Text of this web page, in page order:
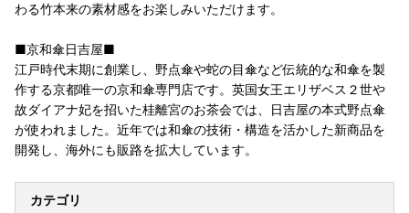
わる竹本来の素材感をお楽しみいただけます。
■京和傘日吉屋■
江戸時代末期に創業し、野点傘や蛇の目傘など伝統的な和傘を製
作する京都唯一の京和傘専門店です。英国女王エリザベス２世や
故ダイアナ妃を招いた桂離宮のお茶会では、日吉屋の本式野点傘
が使われました。近年では和傘の技術・構造を活かした新商品を
開発し、海外にも販路を拡大しています。
カテゴリ